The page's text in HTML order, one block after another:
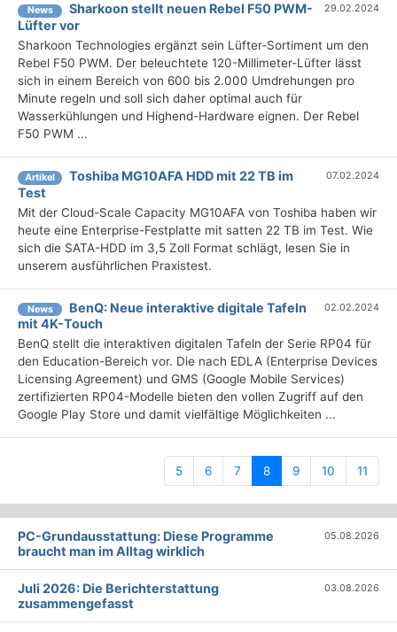
News
Sharkoon stellt neuen Rebel F50 PWM-
Lüfter vor
29.02.2024
Sharkoon Technologies ergänzt sein Lüfter-Sortiment um den
Rebel F50 PWM. Der beleuchtete 120-Millimeter-Lüfter lässt
sich in einem Bereich von 600 bis 2.000 Umdrehungen pro
Minute regeln und soll sich daher optimal auch für
Wasserkühlungen und Highend-Hardware eignen. Der Rebel
F50 PWM ...
Artikel
Toshiba MG10AFA HDD mit 22 TB im
Test
07.02.2024
Mit der Cloud-Scale Capacity MG10AFA von Toshiba haben wir
heute eine Enterprise-Festplatte mit satten 22 TB im Test. Wie
sich die SATA-HDD im 3,5 Zoll Format schlägt, lesen Sie in
unserem ausführlichen Praxistest.
News
BenQ: Neue interaktive digitale Tafeln
mit 4K-Touch
02.02.2024
BenQ stellt die interaktiven digitalen Tafeln der Serie RP04 für
den Education-Bereich vor. Die nach EDLA (Enterprise Devices
Licensing Agreement) und GMS (Google Mobile Services)
zertifizierten RP04-Modelle bieten den vollen Zugriff auf den
Google Play Store und damit vielfältige Möglichkeiten ...
5 6 7 8(current)
9 10 11
PC-Grundausstattung: Diese Programme
braucht man im Alltag wirklich
05.08.2026
Juli 2026: Die Bericht­erstattung
zusammengefasst
03.08.2026